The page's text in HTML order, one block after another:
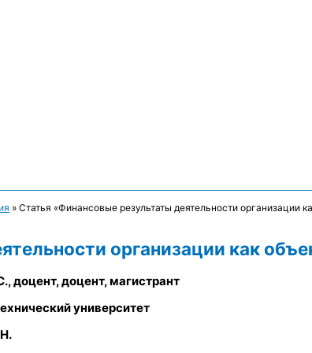
» Статья «Финансовые результаты деятельности организации
организации как
доцент, доцент, магистрант
университет